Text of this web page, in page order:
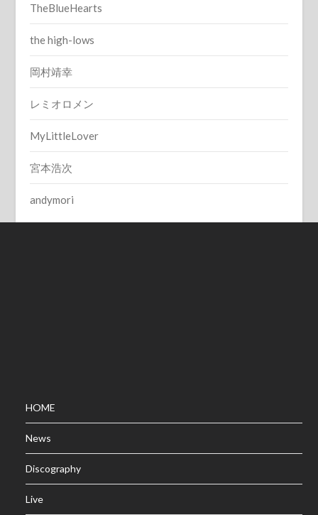
TheBlueHearts
the high-lows
岡村靖幸
レミオロメン
MyLittleLover
宮本浩次
andymori
HOME
News
Discography
Live